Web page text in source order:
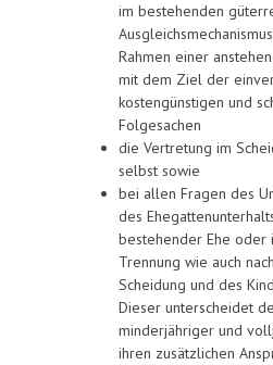
im bestehenden
Rahmen einer
mit dem Ziel der
kostengünstigen und
Folgesachen
die Vertretung im
selbst sowie
bei allen Fragen des
des
bestehender Ehe
Trennung wie auch
Scheidung und des
Dieser unterscheidet
minderjähriger und
ihren zusätzlichen